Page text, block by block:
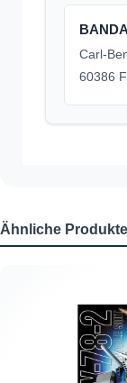
Carl-
60386
Ähnliche Produkte